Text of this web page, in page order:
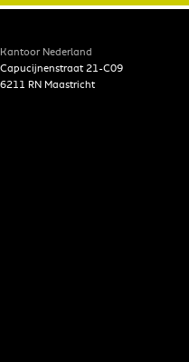
Kantoor Nederland
Capucijnenstraat 21-C09
6211 RN Maastricht